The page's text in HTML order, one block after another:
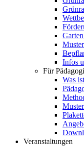
Infos
Für
Was
Veranstaltungen